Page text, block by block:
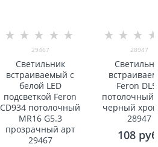
29467
Светильник
встраиваемый с
белой LED
подсветкой Feron
CD934 потолочный
MR16 G5.3
прозрачный арт
29467
28947
Feron
потолочный
черный
28947
108